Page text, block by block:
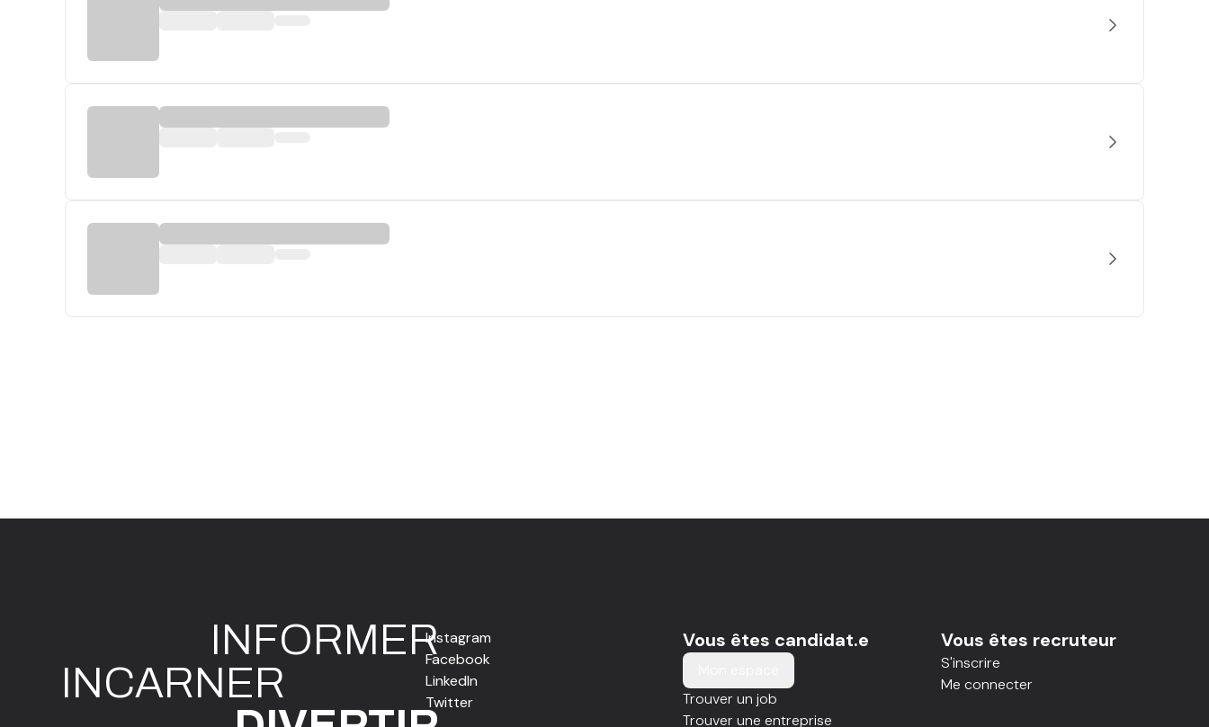
INFORMER
INCARNER
Instagram
Facebook
LinkedIn
Twitter
Vous êtes candidat.e
Trouver un job
Trouver une entreprise
Vous êtes recruteur
S'inscrire
Me connecter